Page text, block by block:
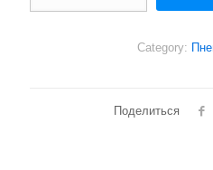
quantity
Category:
Поделиться